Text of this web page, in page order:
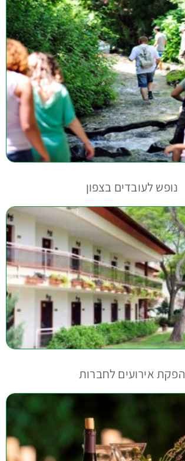
נופש לעובדים בצפון
הפקת אירועים לחברות